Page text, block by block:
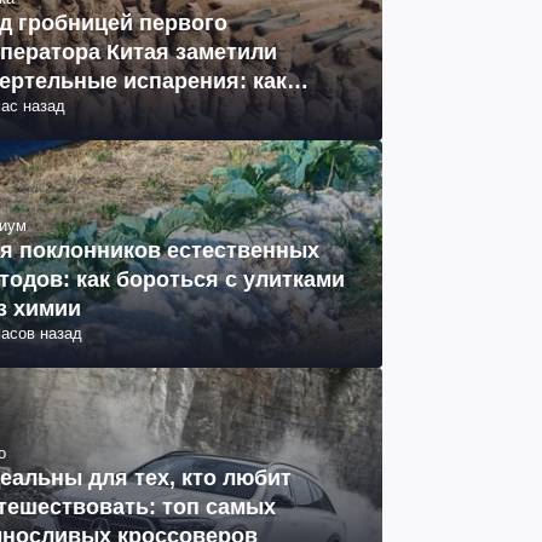
гробницей первого
Китая заметили
испарения: как
(фото)
назад
поклонников естественных
как бороться с улитками
химии
назад
для тех, кто любит
топ самых
кроссоверов